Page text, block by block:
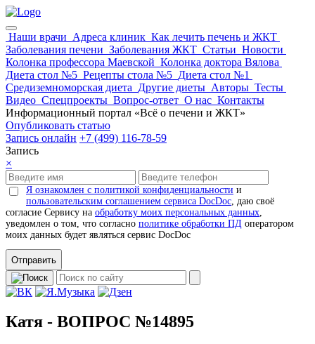
Наши врачи Адреса клиник Как лечить печень и ЖКТ
Заболевания печени Заболевания ЖКТ Статьи Новости
Колонка профессора Маевской Колонка доктора Вялова
Диета стол №5 Рецепты стола №5 Диета стол №1
Средиземноморская диета Другие диеты Авторы Тесты
Видео Спецпроекты Вопрос-ответ О нас Контакты
Информационный портал «Всё о печени и ЖКТ»
Опубликовать статью
Запись онлайн +7 (499) 116-78-59
Запись
×
Я ознакомлен с политикой конфиденциальности и
пользовательским соглашением сервиса DocDoc, даю своё
согласие Сервису на обработку моих персональных данных,
уведомлен о том, что согласно политике обработки ПД оператором
моих данных будет являться сервис DocDoc
Отправить
Катя - ВОПРОС №14895